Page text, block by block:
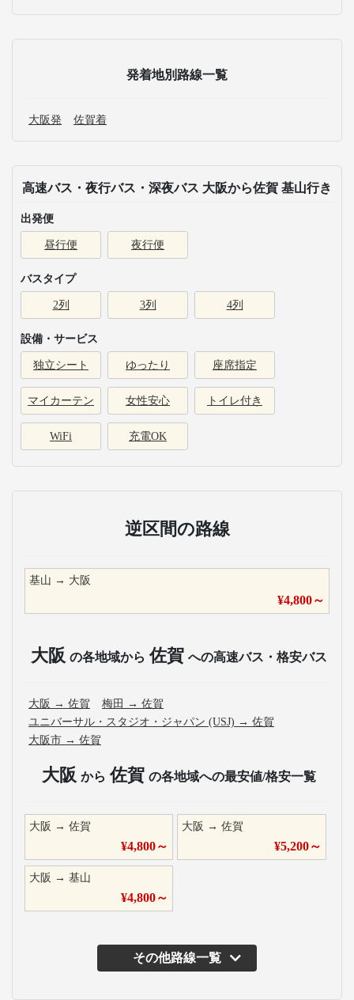
発着地別路線一覧
大阪発 佐賀着
高速バス・夜行バス・深夜バス 大阪から佐賀 基山行き
出発便
昼行便 夜行便
バスタイプ
2列 3列 4列
設備・サービス
独立シート ゆったり 座席指定
マイカーテン 女性安心 トイレ付き
WiFi 充電OK
逆区間の路線
基山 → 大阪
¥4,800～
大阪 の各地域から 佐賀 への高速バス・格安バス
大阪 → 佐賀 梅田 → 佐賀
ユニバーサル・スタジオ・ジャパン (USJ) → 佐賀
大阪市 → 佐賀
大阪 から 佐賀 の各地域への最安値/格安一覧
大阪 → 佐賀
¥4,800～
大阪 →佐賀
¥5,200～
大阪 → 基山
¥4,800～
その他路線一覧